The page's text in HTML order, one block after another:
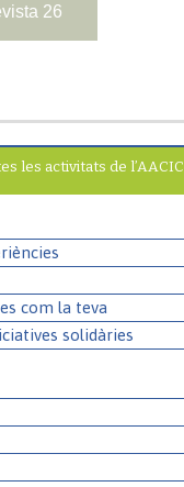
26
les activitats de l’AACIC
com la teva
solidàries